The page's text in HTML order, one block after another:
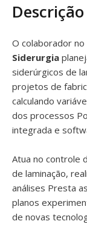
O colaborador
Siderurgia
siderúrgicos de
projetos de
calculando
dos processos
integrada e
Atua no controle
de laminação,
análises Presta
planos
de novas